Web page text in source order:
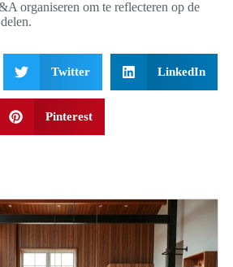
organiseren om te reflecteren op de
Twitter LinkedIn
Pinterest